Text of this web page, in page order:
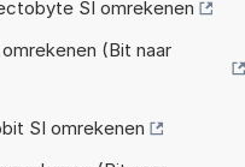
SI omrekenen
(Bit naar
SI omrekenen